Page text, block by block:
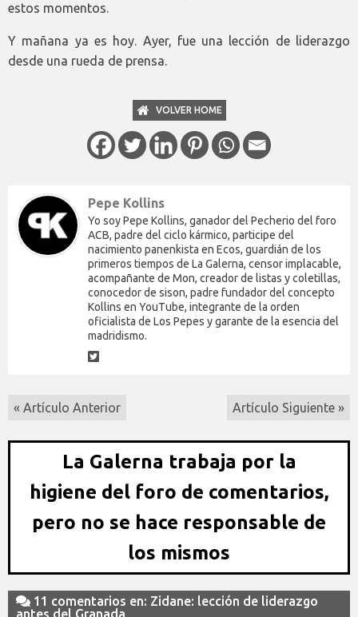
estos momentos.
Y mañana ya es hoy. Ayer, fue una lección de liderazgo
desde una rueda de prensa.
VOLVER HOME
Pepe Kollins
Yo soy Pepe Kollins, ganador del Pecherio del foro
ACB, padre del ciclo kármico, participe del
nacimiento panenkista en Ecos, guardián de los
primeros tiempos de La Galerna, censor implacable,
acompañante de Mon, creador de listas y coletillas,
conocedor de sison, padre fundador del concepto
Kollins en YouTube, integrante de la orden
oficialista de Los Pepes y garante de la esencia del
madridismo.
« Artículo Anterior Artículo Siguiente »
La Galerna trabaja por la
higiene del foro de comentarios,
pero no se hace responsable de
los mismos
11 comentarios en: Zidane: lección de liderazgo
antes del Granada